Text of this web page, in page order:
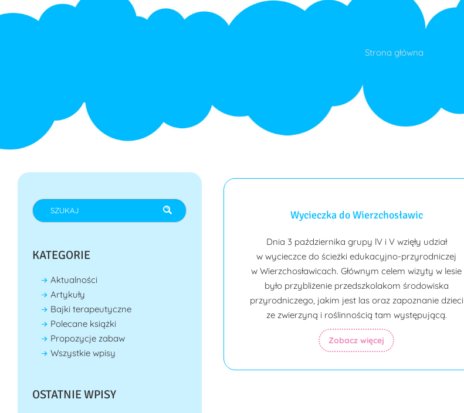
Strona główna
KATEGORIE
Aktualności
Artykuły
Bajki terapeutyczne
Polecane książki
Propozycje zabaw
Wszystkie wpisy
OSTATNIE WPISY
Wycieczka do Wierzchosławic
Dnia 3 października grupy lV i V wzięły udział
w wycieczce do ścieżki edukacyjno-przyrodniczej
w Wierzchosławicach. Głównym celem wizyty w lesie
było przybliżenie przedszkolakom środowiska
przyrodniczego, jakim jest las oraz zapoznanie dzieci
ze zwierzyną i roślinnością tam występującą.
Zobacz więcej